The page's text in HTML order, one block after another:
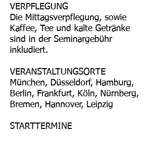
VERPFLEGUNG
Die Mittagsverpflegung, sowie
Kaffee, Tee und kalte Getränke
sind in der Seminargebühr
inkludiert.
VERANSTALTUNGSORTE
München, Düsseldorf, Hamburg,
Berlin, Frankfurt, Köln, Nürnberg,
Bremen, Hannover, Leipzig
STARTTERMINE